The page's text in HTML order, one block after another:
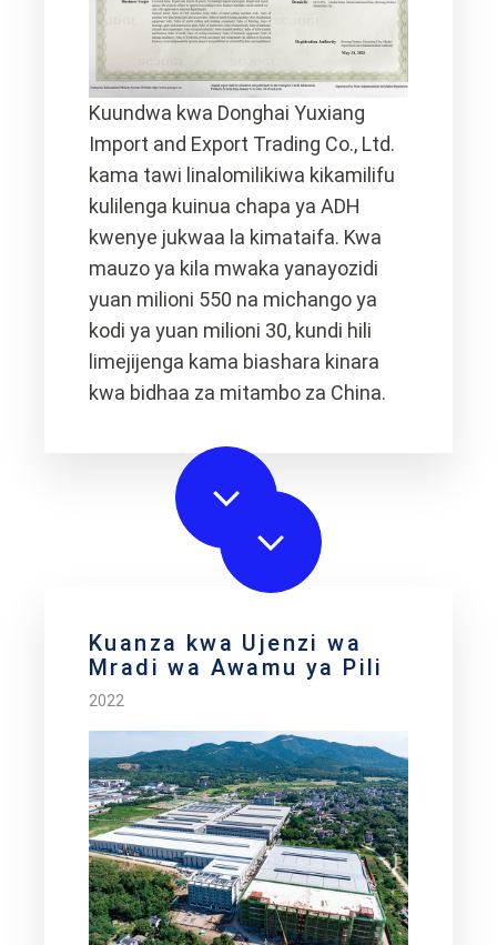
Kuundwa kwa Donghai Yuxiang
Import and Export Trading Co., Ltd.
kama tawi linalomilikiwa kikamilifu
kulilenga kuinua chapa ya ADH
kwenye jukwaa la kimataifa. Kwa
mauzo ya kila mwaka yanayozidi
yuan milioni 550 na michango ya
kodi ya yuan milioni 30, kundi hili
limejijenga kama biashara kinara
kwa bidhaa za mitambo za China.
Kuanza kwa Ujenzi wa
Mradi wa Awamu ya Pili
2022